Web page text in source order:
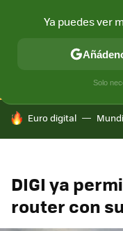
CONECTIVIDAD
HOY SE HABLA DE
Euro digital
DIGI ya
router con
Ya puedes ver
Solo